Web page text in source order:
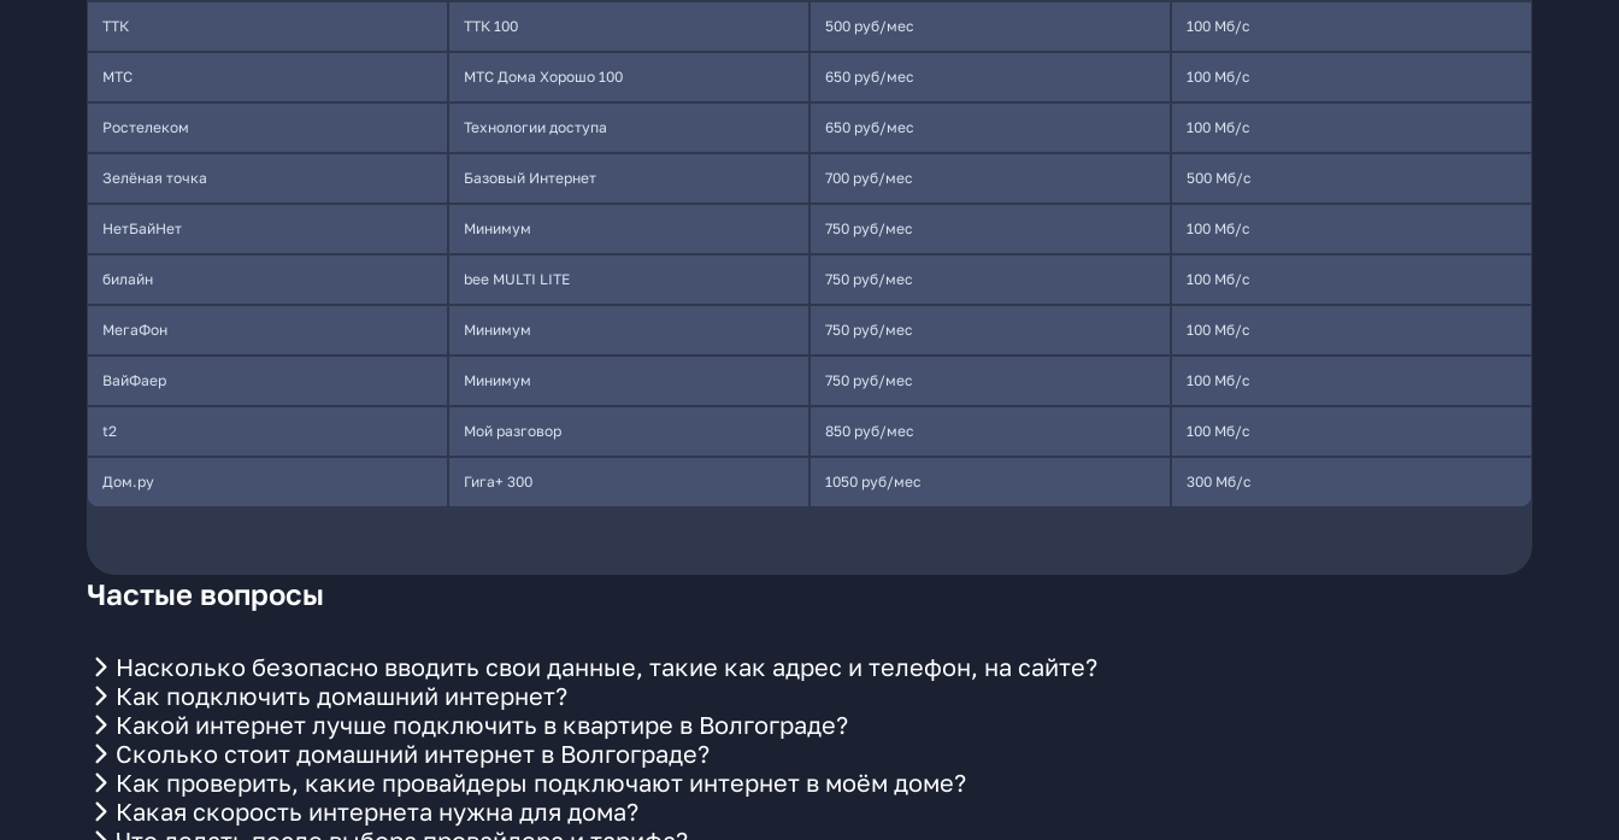
ТТК ТТК 100 500 руб/мес 100 Мб/с
МТС МТС Дома Хорошо 100 650 руб/мес 100 Мб/с
Ростелеком Технологии доступа 650 руб/мес 100 Мб/с
Зелёная точка Базовый Интернет 700 руб/мес 500 Мб/с
НетБайНет Минимум 750 руб/мес 100 Мб/с
билайн bee MULTI LITE 750 руб/мес 100 Мб/с
МегаФон Минимум 750 руб/мес 100 Мб/с
ВайФаер Минимум 750 руб/мес 100 Мб/с
t2 Мой разговор 850 руб/мес 100 Мб/с
Дом.ру Гига+ 300 1050 руб/мес 300 Мб/с
Частые вопросы
Насколько безопасно вводить свои данные, такие как адрес и телефон, на сайте?
Как подключить домашний интернет?
Какой интернет лучше подключить в квартире в Волгограде?
Сколько стоит домашний интернет в Волгограде?
Как проверить, какие провайдеры подключают интернет в моём доме?
Какая скорость интернета нужна для дома?